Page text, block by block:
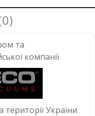
та
компанії
території України